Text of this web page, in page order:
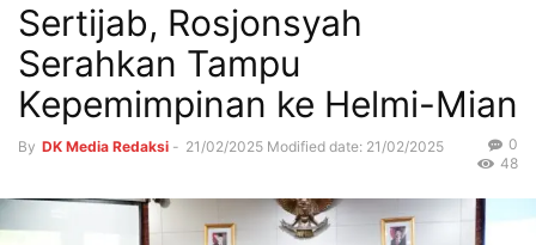
Sertijab, Rosjonsyah
Serahkan Tampu
Kepemimpinan ke Helmi-Mian
By DK Media Redaksi - 21/02/2025 Modified date: 21/02/2025
0
48